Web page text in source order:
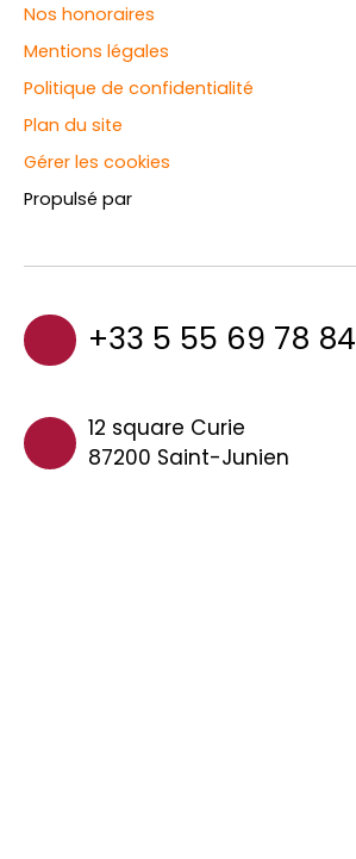
Nos honoraires
Mentions légales
Politique de confidentialité
Plan du site
Gérer les cookies
Propulsé par
+33 5 55 69 78 84
12 square Curie
87200 Saint-Junien